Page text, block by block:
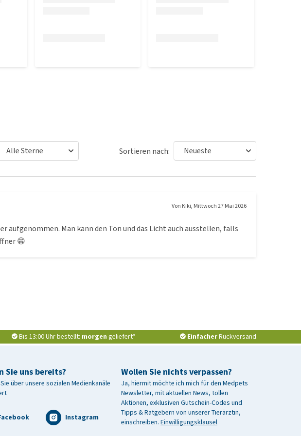
Sortieren nach:
Von Kiki, Mittwoch 27 Mai 2026
aufgenommen. Man kann den Ton und das Licht auch ausstellen, falls
😁
Bis 13:00 Uhr bestellt: morgen geliefert* EinfacherRückversand
Wollen Sie nichts verpassen?
Ja, hiermit möchte ich mich für den Medpets
Newsletter, mit aktuellen News, tollen
Aktionen, exklusiven Gutschein-Codes und
Tipps & Ratgebern von unserer Tierärztin,
einschreiben. Einwilligungsklausel
Sie uns bereits?
über unsere sozialen Medienkanäle
Instagram